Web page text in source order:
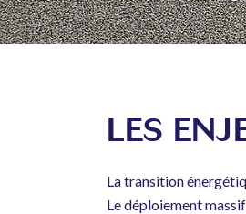
LES
La transition
Le déploiement